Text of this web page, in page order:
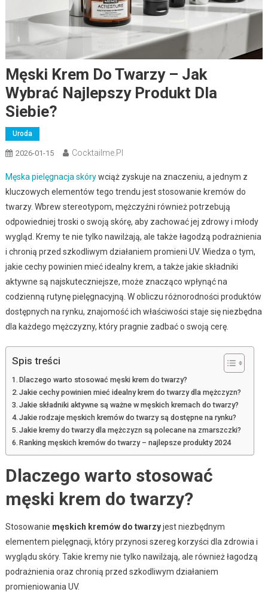
Męski Krem Do Twarzy – Jak
Wybrać Najlepszy Produkt Dla
Siebie?
Uroda
2026-01-15 Cocktailme.pl
Męska pielęgnacja skórywciąż zyskuje na znaczeniu, a jednym z
kluczowych elementów tego trendu jest stosowanie kremów do
twarzy. Wbrew stereotypom, mężczyźni również potrzebują
odpowiedniej troski o swoją skórę, aby zachować jej zdrowy i młody
wygląd. Kremy te nie tylko nawilżają, ale także łagodzą podrażnienia
i chronią przed szkodliwym działaniem promieni UV. Wiedza o tym,
jakie cechy powinien mieć idealny krem, a także jakie składniki
aktywne są najskuteczniejsze, może znacząco wpłynąć na
codzienną rutynę pielęgnacyjną. W obliczu różnorodności produktów
dostępnych na rynku, znajomość ich właściwości staje się niezbędna
dla każdego mężczyzny, który pragnie zadbać o swoją cerę.
Spis treści
Dlaczego warto stosować męski krem do twarzy?
Jakie cechy powinien mieć idealny krem do twarzy dla mężczyzn?
Jakie składniki aktywne są ważne w męskich kremach do twarzy?
Jakie rodzaje męskich kremów do twarzy są dostępne na rynku?
Jakie kremy do twarzy dla mężczyzn są polecane na zmarszczki?
Ranking męskich kremów do twarzy – najlepsze produkty 2024
Dlaczego warto stosować
męski krem do twarzy?
Stosowanie męskich kremów do twarzyjest niezbędnym
elementem pielęgnacji, który przynosi szereg korzyści dla zdrowia i
wyglądu skóry. Takie kremy nie tylko nawilżają, ale również łagodzą
podrażnienia oraz chronią przed szkodliwym działaniem
promieniowania UV.